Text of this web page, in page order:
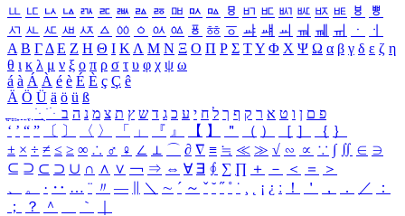
ㅥ ㅦ ㅧ ㅨ ㅩ ㅪ ㅫ ㅬ ㅭ ㅮ ㅯ ㅰ ㅱ ㅲ ㅳ ㅴ ㅵ ㅶ ㅷ ㅸ
ㅹ
ㅺ ㅻ ㅼ ㅽ ㅾ ㅿ ㆀ ㆁ ㆂ ㆃ ㆄ ㆅ ㆆ ㆇ ㆈ ㆉ ㆊ ㆋ ㆌ ㆍ
ㆎ
Α Β ΓΔ Ε Ζ Η Θ Ι ΚΛ Μ Ν Ξ Ο Π Ρ Σ ΤΥ Φ Χ Ψ Ω α β γ δ ε ζ η
θ ι κ λ μ ν ξ ο π ρ σ τ υ φ χ ψ ω
á à Á À é è É È ç Ç ê
Ä Ö Ü ä ö ü ß
ִֶֹ ֻּ ׁׂ פ ם ן ו ט א ר ק ף ך ל ח י ע כ ג ד ש ץ ת צ מ נ ה ב
‘ ’ “ ” 〔 〕 〈 〉 「 」 『 』 【 】 ＂ （ ） ［ ］ ｛ ｝
± × ÷ ≠ ≤ ≥ ∞ ∴ ♂ ♀ ∠ ⊥ ⌒ ∂ ∇ ≡ ≒ ≪ ≫ √ ∽ ∝ ∵ ∫ ∬ ∈ ∋
⊆ ⊇ ⊂ ⊃ ∪ ∩ ∧ ∨ ￢ ⇒ ⇔ ∀ ∃ ∮ ∑ ∏ ＋ － ＜ ＝
＞
、
。 · ‥ … ¨ 〃 ― ＼ ∼ ´ ～ ˇ ˘ ˝ ˚ ˙ ¸ ¡ ¿ ː ！ ＇ ， ． ／
：
；
？ ＾ ｀